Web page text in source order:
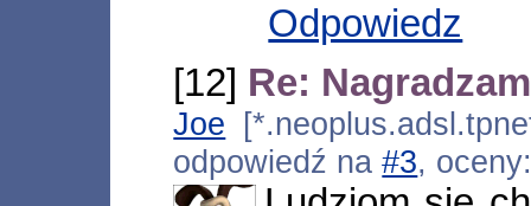
Odpowiedz
[12] Re:
Joe
odpowiedź na#3,